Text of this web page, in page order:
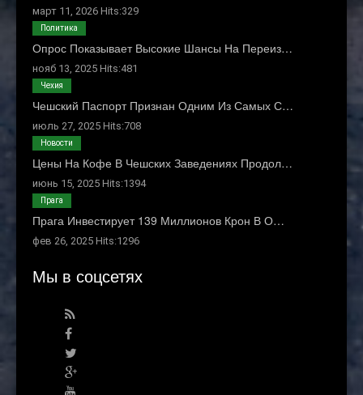
март 11, 2026 Hits:329
Опрос Показывает Высокие Шансы На Переиз…
нояб 13, 2025 Hits:481
Политика
Чешский Паспорт Признан Одним Из Самых С…
июль 27, 2025 Hits:708
Чехия
Цены На Кофе В Чешских Заведениях Продол…
июнь 15, 2025 Hits:1394
Новости
Прага Инвестирует 139 Миллионов Крон В О…
фев 26, 2025 Hits:1296
Прага
Мы в соцсетях